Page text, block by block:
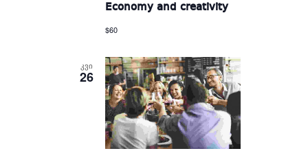
Economy and creativity
$60
ᲙᲕᲘ
26